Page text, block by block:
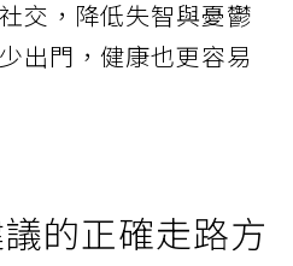
交，降低失智與憂鬱
出門，健康也更容易
的正確走路方